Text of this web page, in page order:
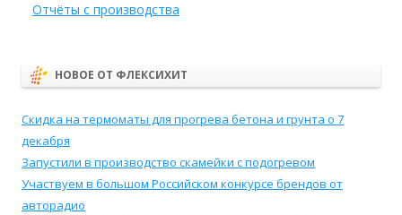
Отчёты с производства
НОВОЕ ОТ ФЛЕКСИХИТ
Скидка на термоматы для прогрева бетона и грунта о 7
декабря
Запустили в производство скамейки с подогревом
Участвуем в большом Российском конкурсе брендов от
авторадио